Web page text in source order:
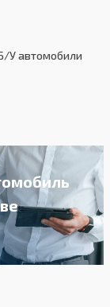
У автомобили